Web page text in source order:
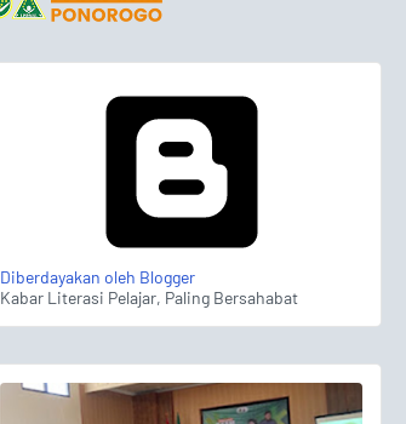
Diberdayakan oleh Blogger
Kabar Literasi Pelajar, Paling Bersahabat